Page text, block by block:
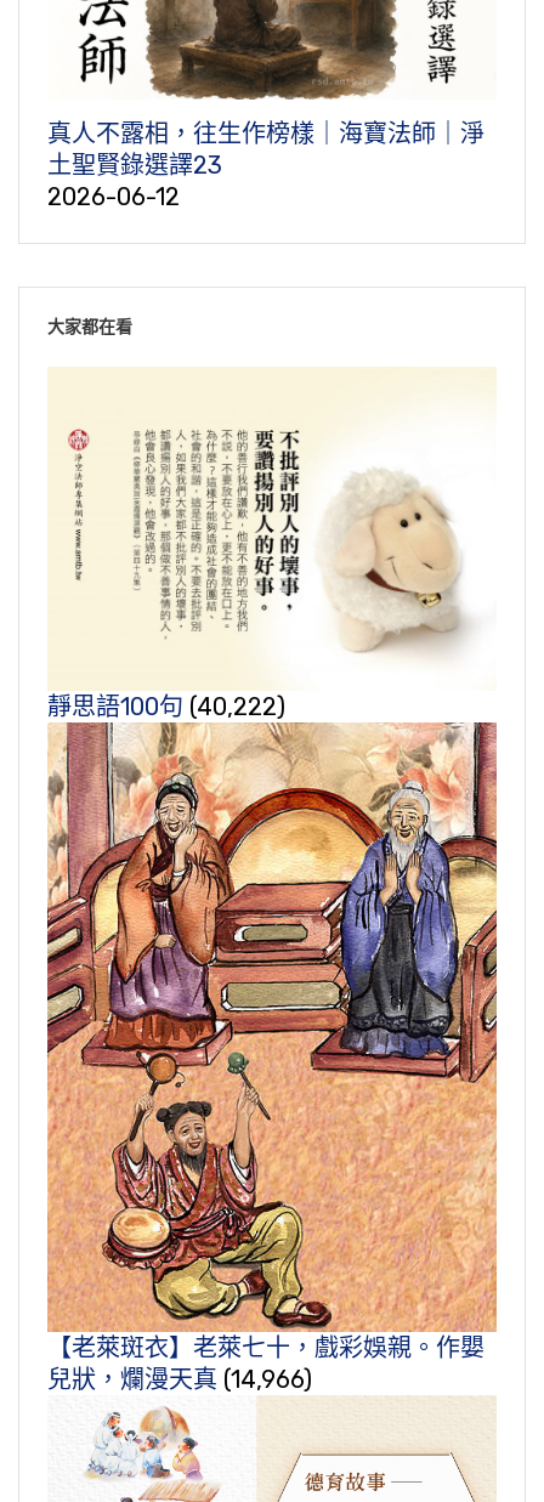
真人不露相，往生作榜樣｜海寶法師｜淨
土聖賢錄選譯23
2026-06-12
大家都在看
靜思語100句 (40,222)
【老萊斑衣】老萊七十，戲彩娛親。作嬰
兒狀，爛漫天真 (14,966)